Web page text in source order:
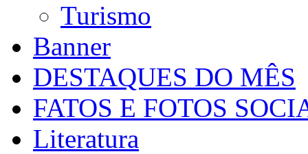
Turismo
Banner
DESTAQUES DO MÊS
FATOS E FOTOS
Literatura